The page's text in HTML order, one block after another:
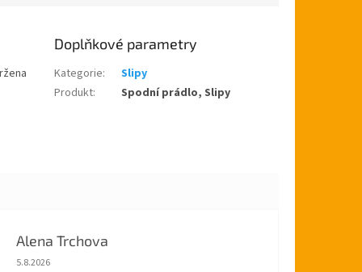
Doplňkové parametry
Kategorie:
Slipy
Produkt: Spodní prádlo, Slipy
Alena Trchova
Hodnocení obchodu je 5 z 5 hvězdiček.
5.8.2026